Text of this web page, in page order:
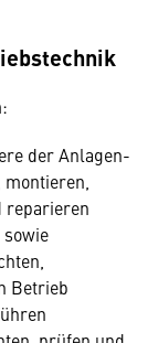
der Anlagen-
reparieren
Betrieb